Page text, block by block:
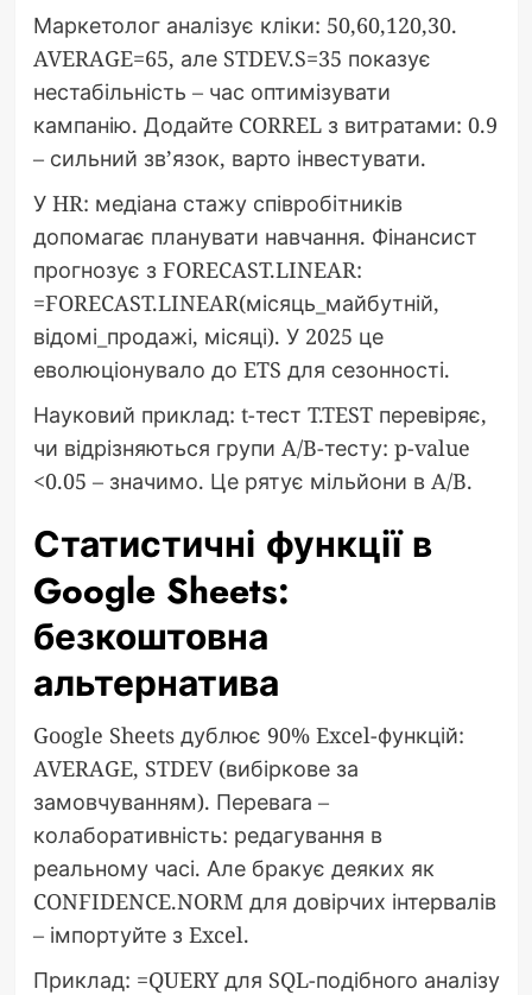
Маркетолог аналізує кліки: 50,60,120,30.
AVERAGE=65, але STDEV.S=35 показує
нестабільність – час оптимізувати
кампанію. Додайте CORREL з витратами: 0.9
– сильний зв’язок, варто інвестувати.
У HR: медіана стажу співробітників
допомагає планувати навчання. Фінансист
прогнозує з FORECAST.LINEAR:
=FORECAST.LINEAR(місяць_майбутній,
відомі_продажі, місяці). У 2025 це
еволюціонувало до ETS для сезонності.
Науковий приклад: t-тест T.TEST перевіряє,
чи відрізняються групи A/B-тесту: p-value
<0.05 – значимо. Це рятує мільйони в A/B.
Статистичні функції в
Google Sheets:
безкоштовна
альтернатива
Google Sheets дублює 90% Excel-функцій:
AVERAGE, STDEV (вибіркове за
замовчуванням). Перевага –
колаборативність: редагування в
реальному часі. Але бракує деяких як
CONFIDENCE.NORM для довірчих інтервалів
– імпортуйте з Excel.
Приклад: =QUERY для SQL-подібного аналізу